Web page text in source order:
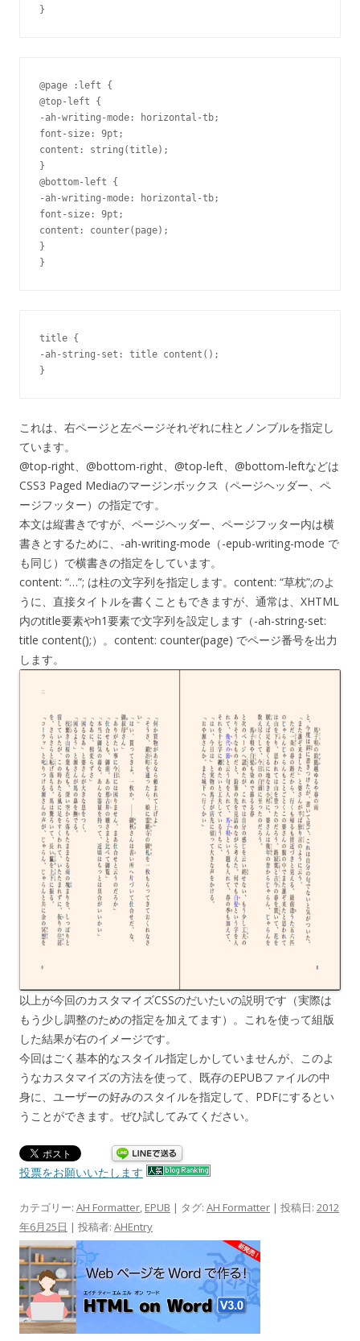
@page :left {
@top-left {
-ah-writing-mode: horizontal-tb;
font-size: 9pt;
content: string(title);
}
@bottom-left {
-ah-writing-mode: horizontal-tb;
font-size: 9pt;
content: counter(page);
}
title {
-ah-string-set: title content();
これは、右ページと左ページそれぞれに柱とノンブルを指定し
ています。
@top-right、@bottom-right、@top-left、@bottom-leftなどは
CSS3 Paged Mediaのマージンボックス（ページヘッダー、ペ
ージフッター）の指定です。
本文は縦書きですが、ページヘッダー、ページフッター内は横
書きとするために、-ah-writing-mode（-epub-writing-mode で
も同じ）で横書きの指定をしています。
content: “…”; は柱の文字列を指定します。content: “草枕”;のよ
うに、直接タイトルを書くこともできますが、通常は、XHTML
内のtitle要素やh1要素で文字列を設定します（-ah-string-set:
title content();）。content: counter(page) でページ番号を出力
します。
以上が今回のカスタマイズCSSのだいたいの説明です（実際は
もう少し調整のための指定を加えてます）。これを使って組版
した結果が右のイメージです。
今回はごく基本的なスタイル指定しかしていませんが、このよ
うなカスタマイズの方法を使って、既存のEPUBファイルの中
身に、ユーザーの好みのスタイルを指定して、PDFにするとい
うことができます。ぜひ試してみてください。
投票をお願いいたします
カテゴリー: AH Formatter, EPUB | タグ: AH Formatter | 投稿日: 2012
年6月25日 | 投稿者: AHEntry